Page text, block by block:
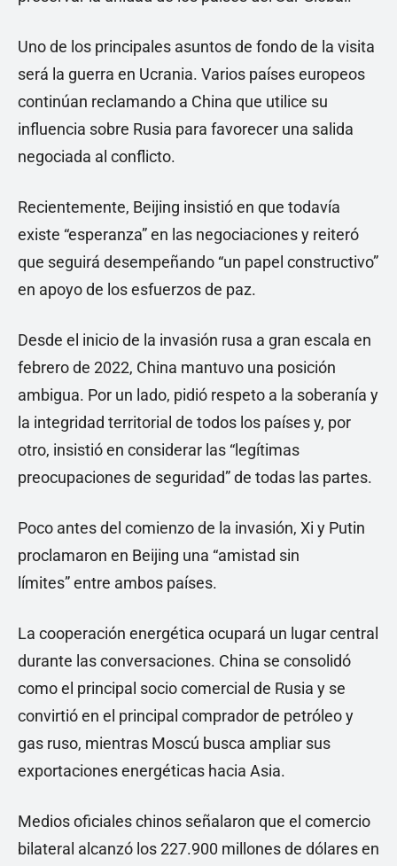
Uno de los principales asuntos de fondo de la visita
será la guerra en Ucrania. Varios países europeos
continúan reclamando a China que utilice su
influencia sobre Rusia para favorecer una salida
negociada al conflicto.
Recientemente, Beijing insistió en que todavía
existe “esperanza” en las negociaciones y reiteró
que seguirá desempeñando “un papel constructivo”
en apoyo de los esfuerzos de paz.
Desde el inicio de la invasión rusa a gran escala en
febrero de 2022, China mantuvo una posición
ambigua. Por un lado, pidió respeto a la soberanía y
la integridad territorial de todos los países y, por
otro, insistió en considerar las “legítimas
preocupaciones de seguridad” de todas las partes.
Poco antes del comienzo de la invasión, Xi y Putin
proclamaron en Beijing una “amistad sin
límites” entre ambos países.
La cooperación energética ocupará un lugar central
durante las conversaciones. China se consolidó
como el principal socio comercial de Rusia y se
convirtió en el principal comprador de petróleo y
gas ruso, mientras Moscú busca ampliar sus
exportaciones energéticas hacia Asia.
Medios oficiales chinos señalaron que el comercio
bilateral alcanzó los 227.900 millones de dólares en